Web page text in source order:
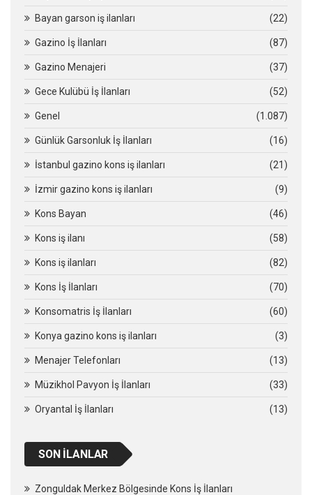
Bayan garson iş ilanları (22)
Gazino İş İlanları (87)
Gazino Menajeri (37)
Gece Kulübü İş İlanları (52)
Genel (1.087)
Günlük Garsonluk İş İlanları (16)
İstanbul gazino kons iş ilanları (21)
İzmir gazino kons iş ilanları (9)
Kons Bayan (46)
Kons iş ilanı (58)
Kons iş ilanları (82)
Kons İş İlanları (70)
Konsomatris İş İlanları (60)
Konya gazino kons iş ilanları (3)
Menajer Telefonları (13)
Müzikhol Pavyon İş İlanları (33)
Oryantal İş İlanları (13)
SON İLANLAR
Zonguldak Merkez Bölgesinde Kons İş İlanları